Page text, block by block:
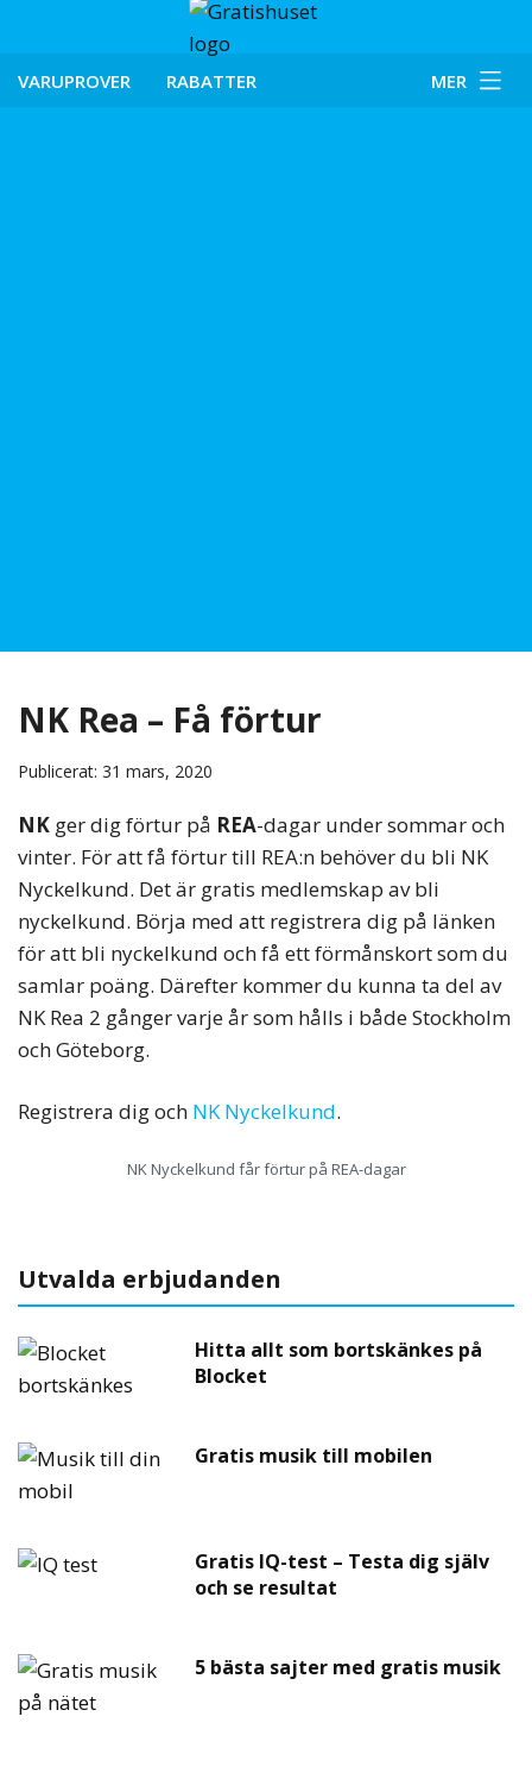
VARUPROVER RABATTER MER
NK Rea – Få förtur
Publicerat: 31 mars, 2020
NK ger dig förtur på REA-dagar under sommar och
vinter. För att få förtur till REA:n behöver du bli NK
Nyckelkund. Det är gratis medlemskap av bli
nyckelkund. Börja med att registrera dig på länken
för att bli nyckelkund och få ett förmånskort som du
samlar poäng. Därefter kommer du kunna ta del av
NK Rea 2 gånger varje år som hålls i både Stockholm
och Göteborg.
Registrera dig och NK Nyckelkund.
NK Nyckelkund får förtur på REA-dagar
Utvalda erbjudanden
Hitta allt som bortskänkes på
Blocket
Gratis musik till mobilen
Gratis IQ-test – Testa dig själv
och se resultat
5 bästa sajter med gratis musik